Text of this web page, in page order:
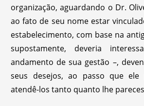
organização, aguardando o Dr.
ao fato de seu nome estar
estabelecimento, com base na
supostamente, deveria
andamento de sua gestão –,
seus desejos, ao passo que
atendê-los tanto quanto lhe